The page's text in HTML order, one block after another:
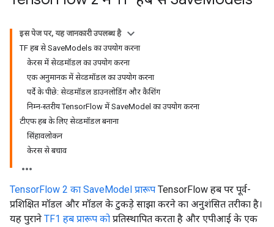
इस पेज पर, यह जानकारी उपलब्ध है
TF हब से SaveModels का उपयोग करना
केरस में सेव्डमॉडल का उपयोग करना
एक अनुमानक में सेव्डमॉडल का उपयोग करना
पर्दे के पीछे: सेव्डमॉडल डाउनलोडिंग और कैशिंग
निम्न-स्तरीय TensorFlow में SaveModel का उपयोग करना
टीएफ हब के लिए सेव्डमॉडल बनाना
सिंहावलोकन
केरस से बचाव
TensorFlow 2 का SaveModel प्रारूप TensorFlow हब पर पूर्व-
प्रशिक्षित मॉडल और मॉडल के टुकड़े साझा करने का अनुशंसित तरीका है।
यह पुराने TF1 हब प्रारूप को प्रतिस्थापित करता है और एपीआई के एक